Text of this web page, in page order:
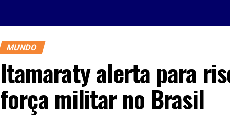
MUNDO
Itamaraty alerta para
força militar no Brasil